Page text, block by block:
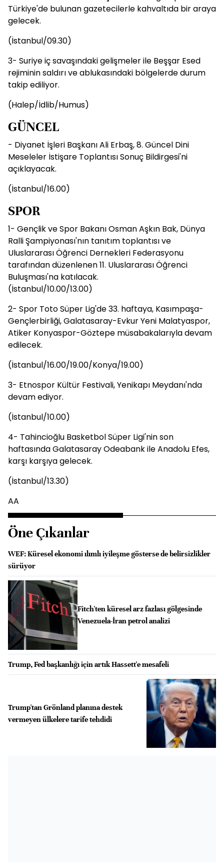
Türkiye'de bulunan gazetecilerle kahvaltıda bir araya
gelecek.
(İstanbul/09.30)
3- Suriye iç savaşındaki gelişmeler ile Beşşar Esed
rejiminin saldırı ve ablukasındaki bölgelerde durum
takip ediliyor.
(Halep/İdlib/Humus)
GÜNCEL
- Diyanet İşleri Başkanı Ali Erbaş, 8. Güncel Dini
Meseleler İstişare Toplantısı Sonuç Bildirgesi'ni
açıklayacak.
(İstanbul/16.00)
SPOR
1- Gençlik ve Spor Bakanı Osman Aşkın Bak, Dünya
Ralli Şampiyonası'nın tanıtım toplantısı ve
Uluslararası Öğrenci Dernekleri Federasyonu
tarafından düzenlenen 11. Uluslararası Öğrenci
Buluşması'na katılacak.
(İstanbul/10.00/13.00)
2- Spor Toto Süper Lig'de 33. haftaya, Kasımpaşa-
Gençlerbirliği, Galatasaray-Evkur Yeni Malatyaspor,
Atiker Konyaspor-Göztepe müsabakalarıyla devam
edilecek.
(İstanbul/16.00/19.00/Konya/19.00)
3- Etnospor Kültür Festivali, Yenikapı Meydanı'nda
devam ediyor.
(İstanbul/10.00)
4- Tahincioğlu Basketbol Süper Ligi'nin son
haftasında Galatasaray Odeabank ile Anadolu Efes,
karşı karşıya gelecek.
(İstanbul/13.30)
AA
Öne Çıkanlar
WEF: Küresel ekonomi ılımlı iyileşme gösterse de belirsizlikler
sürüyor
Fitch'ten küresel arz fazlası gölgesinde
Venezuela-İran petrol analizi
Trump, Fed başkanlığı için artık Hassett'e mesafeli
Trump'tan Grönland planına destek
vermeyen ülkelere tarife tehdidi